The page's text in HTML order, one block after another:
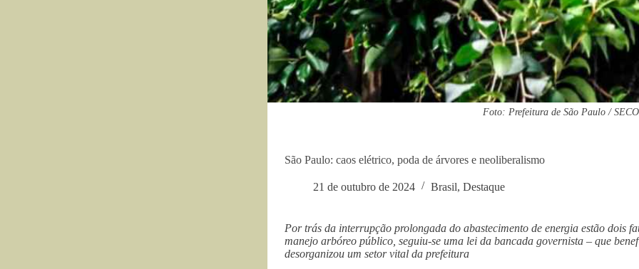
Foto: Prefeitura de São Paulo /
São Paulo: caos elétrico, poda de árvores e neoliberalismo
21 de outubro de 2024 Brasil, Destaque
Por trás da interrupção prolongada do abastecimento de energia estão dois
manejo arbóreo público, seguiu-se uma lei da bancada governista – que
desorganizou um setor vital da prefeitura